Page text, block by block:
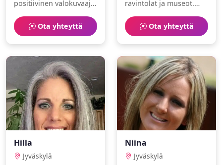
positiivinen valokuvaaja,
maalaaminen.
Ota yhteyttä
ravintolat ja museot.
ja perhekeskeinen.
Ota yhteyttä
Hilla
Jyväskylä
Niina
Jyväskylä